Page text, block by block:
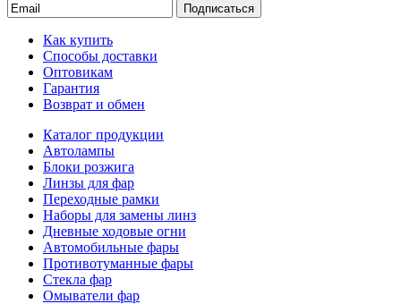
Подписаться
Как купить
Способы доставки
Оптовикам
Гарантия
Возврат и обмен
Каталог продукции
Автолампы
Блоки розжига
Линзы для фар
Переходные рамки
Наборы для замены линз
Дневные ходовые огни
Автомобильные фары
Противотуманные фары
Стекла фар
Омыватели фар